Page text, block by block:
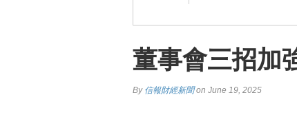
董事會三招加
By 信報財經新聞on June 19, 2025